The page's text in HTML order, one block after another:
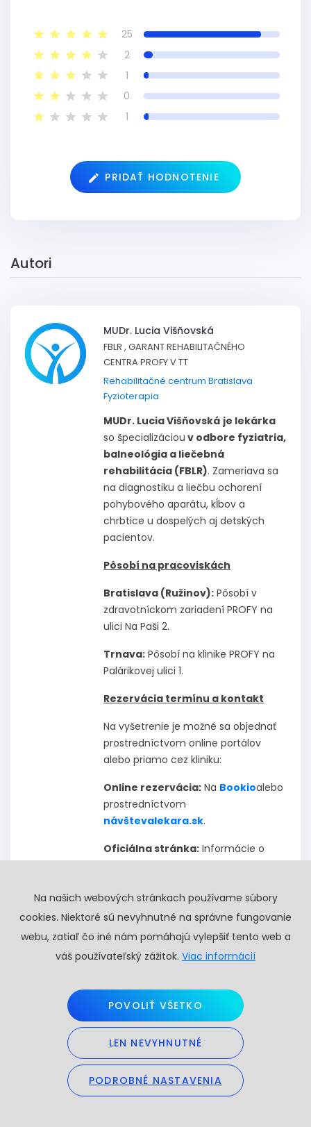
25
2
1
0
1
PRIDAŤ HODNOTENIE
Autori
MUDr. Lucia Višňovská
FBLR , GARANT REHABILITAČNÉHO
CENTRA PROFY V TT
Rehabilitačné centrum Bratislava
Fyzioterapia
MUDr. Lucia Višňovská je lekárka
so špecializáciou v odbore fyziatria,
balneológia a liečebná
rehabilitácia (FBLR). Zameriava sa
na diagnostiku a liečbu ochorení
pohybového aparátu, kĺbov a
chrbtice u dospelých aj detských
pacientov.
Pôsobí na pracoviskách
Bratislava (Ružinov): Pôsobí v
zdravotníckom zariadení PROFY na
ulici Na Paši 2.
Trnava: Pôsobí na klinike PROFY na
Palárikovej ulici 1.
Rezervácia termínu a kontakt
Na vyšetrenie je možné sa objednať
prostredníctvom online portálov
alebo priamo cez kliniku:
Online rezervácia: Na Bookioalebo
prostredníctvom
návštevalekara.sk.
Oficiálna stránka: Informácie o
tíme a službách nájdete naProfy.sk
Vzdelanie a atestácie
Lekárska fakulta UK v Bratislave:
všeobecné lekárstvo v roku 2009.
Slovenská zdravotnícka
univerzita (SZU):V rokoch 2014 –
2018 absolvovala špecializačné
štúdium.
Na našich webových stránkach používame súbory
cookies. Niektoré sú nevyhnutné na správne fungovanie
webu, zatiaľ čo iné nám pomáhajú vylepšiť tento web a
váš používateľský zážitok. Viac informácií
PODROBNÉ NASTAVENIA
LEN NEVYHNUTNÉ
POVOLIŤ VŠETKO